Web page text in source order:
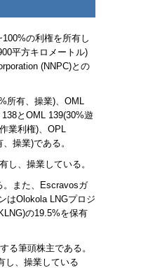
の利権を所有し
平方キロメートル)
(NNPC)との
所有、操業)、 OML
138と OML 139(30%遊
業利権)、 OPL
操業)である。
し、操業している。
また、 Escravosガ
はOlokola LNGプロジ
の19.5%を保有
る筆頭株主である。
し、操業している